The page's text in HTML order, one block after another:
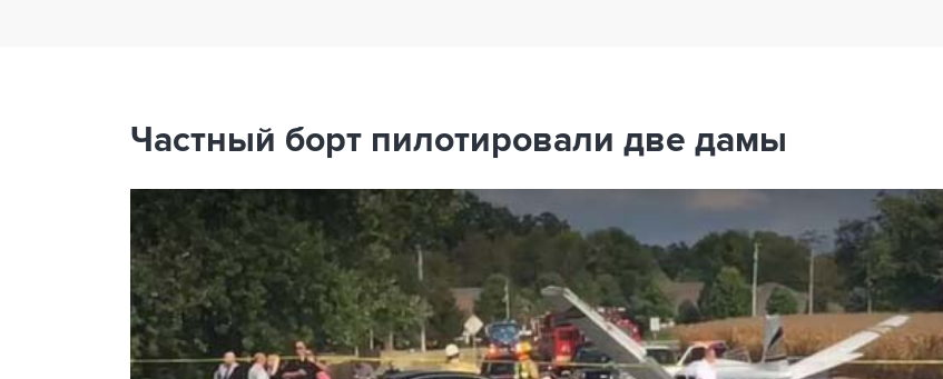
Частный борт пилотировали две дамы